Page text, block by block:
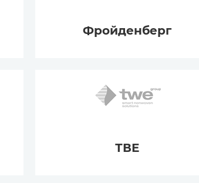
Фройденберг
ТВЕ